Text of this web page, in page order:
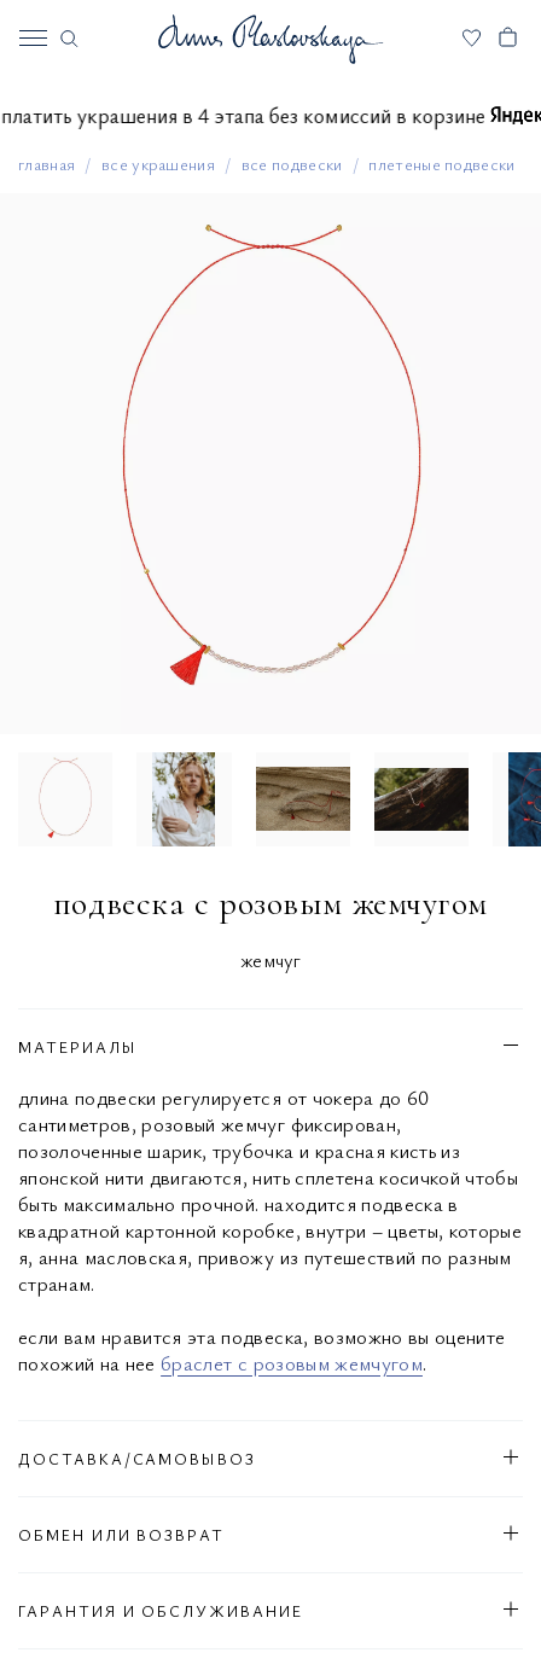
оплатить украшения в 4 этапа без комиссий в корзине
главная все украшения все подвески плетеные подвески
подвеска с розовым жемчугом
жемчуг
МАТЕРИАЛЫ
длина подвески регулируется от чокера до 60
сантиметров, розовый жемчуг фиксирован,
позолоченные шарик, трубочка и красная кисть из
японской нити двигаются, нить сплетена косичкой чтобы
быть максимально прочной. находится подвеска в
квадратной картонной коробке, внутри – цветы, которые
я, анна масловская, привожу из путешествий по разным
странам.
если вам нравится эта подвеска, возможно вы оцените
похожий на нее браслет с розовым жемчугом.
ДОСТАВКА/САМОВЫВОЗ
ОБМЕН ИЛИ ВОЗВРАТ
ГАРАНТИЯ И ОБСЛУЖИВАНИЕ